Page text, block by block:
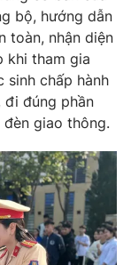
bộ, hướng dẫn
toàn, nhận diện
khi tham gia
sinh chấp hành
đi đúng phần
giao thông.